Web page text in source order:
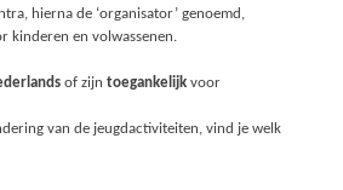
hierna de ‘organisator’ genoemd,
kinderen en volwassenen.
of zijn toegankelijk voor
van de jeugdactiviteiten, vind je welk